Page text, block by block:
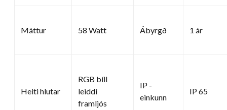
Máttur 58 Watt Ábyrgð 1 ár
Heiti hlutar
RGB bíll
leiddi
framljós
IP -
einkunn
IP 65